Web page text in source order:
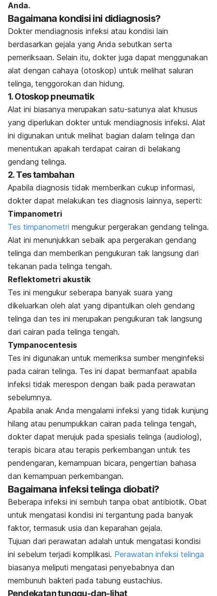
Anda.
Bagaimana kondisi ini didiagnosis?
Dokter mendiagnosis infeksi atau kondisi lain
berdasarkan gejala yang Anda sebutkan serta
pemeriksaan. Selain itu, dokter juga dapat menggunakan
alat dengan cahaya (otoskop) untuk melihat saluran
telinga, tenggorokan dan hidung.
1. Otoskop pneumatik
Alat ini biasanya merupakan satu-satunya alat khusus
yang diperlukan dokter untuk mendiagnosis infeksi. Alat
ini digunakan untuk melihat bagian dalam telinga dan
menentukan apakah terdapat cairan di belakang
gendang telinga.
2. Tes tambahan
Apabila diagnosis tidak memberikan cukup informasi,
dokter dapat melakukan tes diagnosis lainnya, seperti:
Timpanometri
Tes timpanometri mengukur pergerakan gendang telinga.
Alat ini menunjukkan sebaik apa pergerakan gendang
telinga dan memberikan pengukuran tak langsung dari
tekanan pada telinga tengah.
Reflektometri akustik
Tes ini mengukur seberapa banyak suara yang
dikeluarkan oleh alat yang dipantulkan oleh gendang
telinga dan tes ini merupakan pengukuran tak langsung
dari cairan pada telinga tengah.
Tympanocentesis
Tes ini digunakan untuk memeriksa sumber menginfeksi
pada cairan telinga. Tes ini dapat bermanfaat apabila
infeksi tidak merespon dengan baik pada perawatan
sebelumnya.
Apabila anak Anda mengalami infeksi yang tidak kunjung
hilang atau penumpukkan cairan pada telinga tengah,
dokter dapat merujuk pada spesialis telinga (audiolog),
terapis bicara atau terapis perkembangan untuk tes
pendengaran, kemampuan bicara, pengertian bahasa
dan kemampuan perkembangan.
Bagaimana infeksi telinga diobati?
Beberapa infeksi ini sembuh tanpa obat antibiotik. Obat
untuk mengatasi kondisi ini tergantung pada banyak
faktor, termasuk usia dan keparahan gejala.
Tujuan dari perawatan adalah untuk mengatasi kondisi
ini sebelum terjadi komplikasi. Perawatan infeksi telinga
biasanya meliputi mengatasi penyebabnya dan
membunuh bakteri pada tabung eustachius.
Pendekatan tunggu-dan-lihat